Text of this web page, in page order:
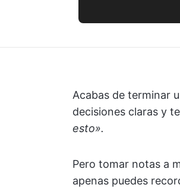
Acabas de terminar
decisiones claras y
esto».
Pero tomar notas a
apenas puedes